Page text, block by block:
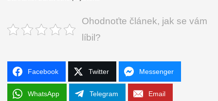
Ohodnoťte článek, jak se vám
líbil?
Facebook Twitter Messenger
WhatsApp Telegram Email